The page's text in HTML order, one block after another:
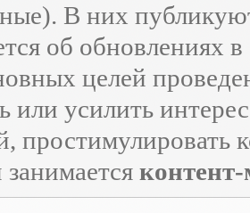
В них
об обновлениях
целей
или усилить
простимулировать